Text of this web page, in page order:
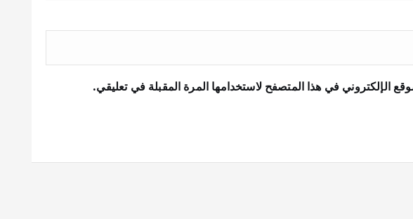
الإلكتروني في هذا المتصفح لاستخدامها المرة المقبلة في تعليقي.